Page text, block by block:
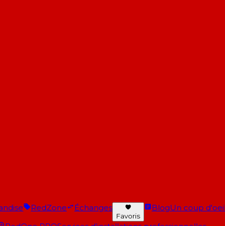
RedZone Échanges
Favoris
BlogUn coup